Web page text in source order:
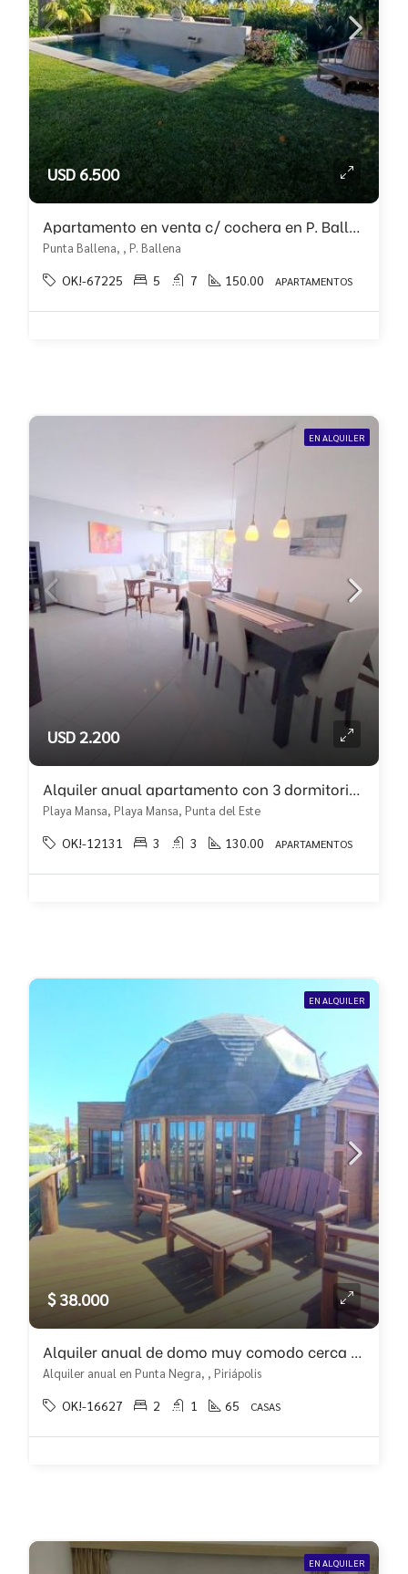
USD 6.500
Apartamento en venta c/ cochera en P. Ballena
Punta Ballena, , P. Ballena
OK!-67225 5 7 150.00 APARTAMENTOS
EN ALQUILER
USD 2.200
Alquiler anual apartamento con 3 dormitorios en primera linea de playa mansa!!!
Playa Mansa, Playa Mansa, Punta del Este
OK!-12131 3 3 130.00 APARTAMENTOS
EN ALQUILER
$ 38.000
Alquiler anual de domo muy comodo cerca de la playa
Alquiler anual en Punta Negra, , Piriápolis
OK!-16627 2 1 65 CASAS
EN ALQUILER